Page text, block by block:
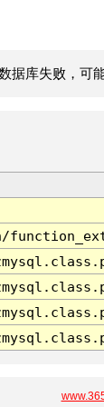
据库失败，可